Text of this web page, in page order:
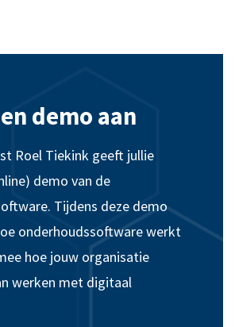
demo aan
Roel Tiekink geeft jullie
demo van de
Tijdens deze demo
onderhoudssoftware werkt
hoe jouw organisatie
werken met digitaal